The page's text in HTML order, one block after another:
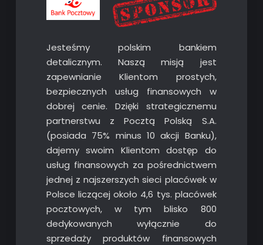
Jesteśmy polskim bankiem
detalicznym. Naszą misją jest
zapewnianie Klientom prostych,
bezpiecznych usług finansowych w
dobrej cenie. Dzięki strategicznemu
partnerstwu z Pocztą Polską S.A.
(posiada 75% minus 10 akcji Banku),
dajemy swoim Klientom dostęp do
usług finansowych za pośrednictwem
jednej z najszerszych sieci placówek w
Polsce liczącej około 4,6 tys. placówek
pocztowych, w tym blisko 800
dedykowanych wyłącznie do
sprzedaży produktów finansowych